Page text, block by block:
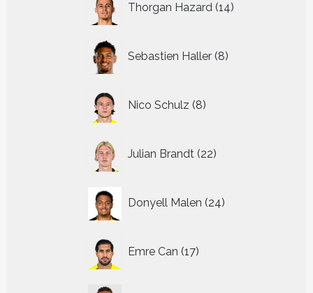
Thorgan Hazard 14
producten
Sebastien Haller 8
producten
Nico Schulz 8
producten
Julian Brandt 22
producten
Donyell Malen 24
producten
Emre Can 17
producten